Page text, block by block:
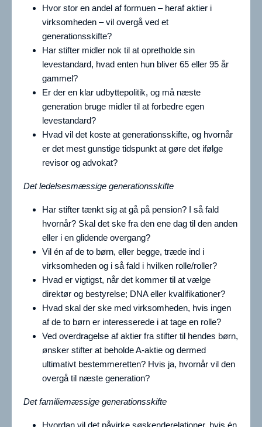
Hvor stor en andel af formuen – heraf aktier i
virksomheden – vil overgå ved et
generationsskifte?
Har stifter midler nok til at opretholde sin
levestandard, hvad enten hun bliver 65 eller 95 år
gammel?
Er der en klar udbyttepolitik, og må næste
generation bruge midler til at forbedre egen
levestandard?
Hvad vil det koste at generationsskifte, og hvornår
er det mest gunstige tidspunkt at gøre det ifølge
revisor og advokat?
Det ledelsesmæssige generationsskifte
Har stifter tænkt sig at gå på pension? I så fald
hvornår? Skal det ske fra den ene dag til den anden
eller i en glidende overgang?
Vil én af de to børn, eller begge, træde ind i
virksomheden og i så fald i hvilken rolle/roller?
Hvad er vigtigst, når det kommer til at vælge
direktør og bestyrelse; DNA eller kvalifikationer?
Hvad skal der ske med virksomheden, hvis ingen
af de to børn er interesserede i at tage en rolle?
Ved overdragelse af aktier fra stifter til hendes børn,
ønsker stifter at beholde A-aktie og dermed
ultimativt bestemmeretten? Hvis ja, hvornår vil den
overgå til næste generation?
Det familiemæssige generationsskifte